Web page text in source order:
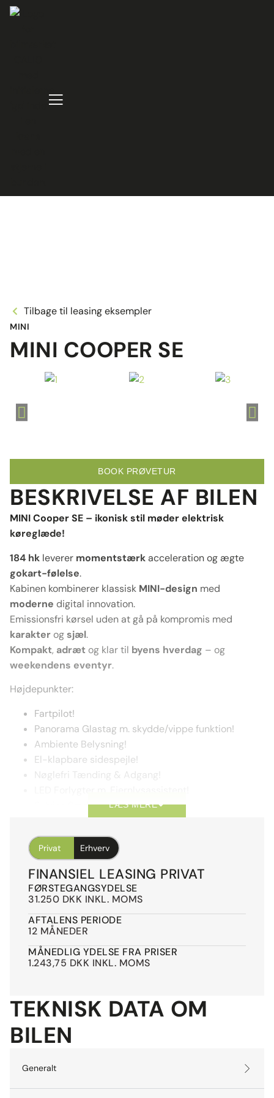
Tilbage til leasing eksempler
MINI
MINI COOPER SE
BOOK PRØVETUR
BESKRIVELSE AF BILEN
MINI Cooper SE – ikonisk stil møder elektrisk
køreglæde!
184 hk leverer momentstærkacceleration og ægte
gokart-følelse.
Kabinen kombinerer klassisk MINI-design med
moderne digital innovation.
Emissionsfri kørsel uden at gå på kompromis med
karakter og sjæl.
Kompakt, adræt og klar til byens hverdag – og
weekendens eventyr.
Højdepunkter:
Fartpilot!
Panorama Glastag m. skydde/vippe funktion!
Ambiente Belysning!
El-klapbare sidespejle!
Nøglefri Tænding & Adgang!
3-trins Sædevarme!
17″ Alufælge!
2 Zone Klima!
Sportssæder!
👉 Elektrisk, elegant og 100 % MINI i hjertet.
Forbehold for trykfejl.
LÆS MERE
Privat Erhverv
FINANSIEL LEASING PRIVAT
FØRSTEGANGSYDELSE
31.250 DKK INKL. MOMS
AFTALENS PERIODE
12 MÅNEDER
MÅNEDLIG YDELSE FRA PRISER
1.243,75 DKK INKL. MOMS
TEKNISK DATA OM
BILEN
Generalt